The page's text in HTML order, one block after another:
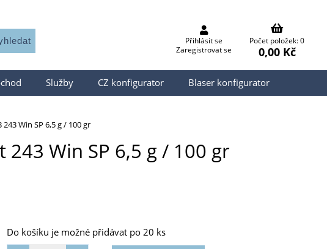
Přihlásit se
Zaregistrovat se
Počet položek: 0
0,00 Kč
Služby CZ konfigurator Blaser konfigurator
243 Win SP 6,5 g / 100 gr
Win SP 6,5 g / 100 gr
Do košíku je možné přidávat po 20 ks